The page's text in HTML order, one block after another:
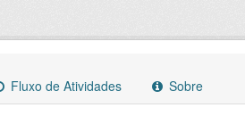
Fluxo de Atividades Sobre